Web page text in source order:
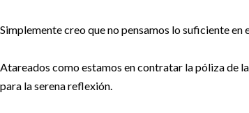
Simplemente creo que no pensamos lo suficiente
Atareados como estamos en contratar la póliza de
para la serena reflexión.